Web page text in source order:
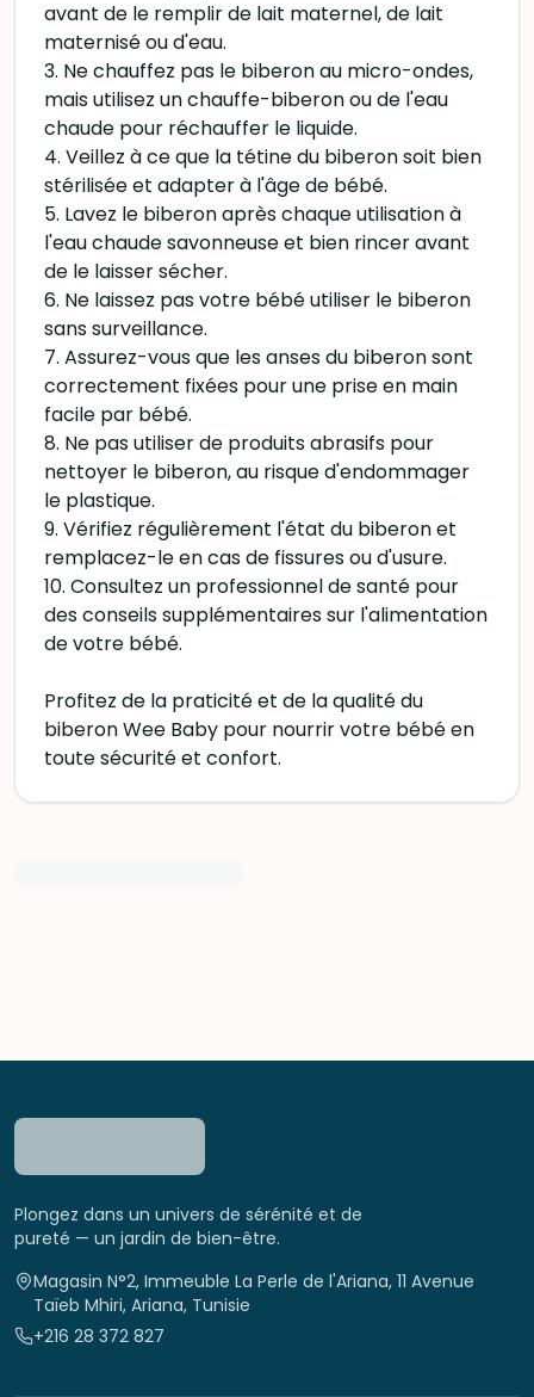
avant de le remplir de lait maternel, de lait
maternisé ou d'eau.
3. Ne chauffez pas le biberon au micro-ondes,
mais utilisez un chauffe-biberon ou de l'eau
chaude pour réchauffer le liquide.
4. Veillez à ce que la tétine du biberon soit bien
stérilisée et adapter à l'âge de bébé.
5. Lavez le biberon après chaque utilisation à
l'eau chaude savonneuse et bien rincer avant
de le laisser sécher.
6. Ne laissez pas votre bébé utiliser le biberon
sans surveillance.
7. Assurez-vous que les anses du biberon sont
correctement fixées pour une prise en main
facile par bébé.
8. Ne pas utiliser de produits abrasifs pour
nettoyer le biberon, au risque d'endommager
le plastique.
9. Vérifiez régulièrement l'état du biberon et
remplacez-le en cas de fissures ou d'usure.
10. Consultez un professionnel de santé pour
des conseils supplémentaires sur l'alimentation
de votre bébé.
Profitez de la praticité et de la qualité du
biberon Wee Baby pour nourrir votre bébé en
toute sécurité et confort.
Plongez dans un univers de sérénité et de
pureté — un jardin de bien-être.
Magasin N°2, Immeuble La Perle de l'Ariana, 11 Avenue
Taïeb Mhiri, Ariana, Tunisie
+216 28 372 827